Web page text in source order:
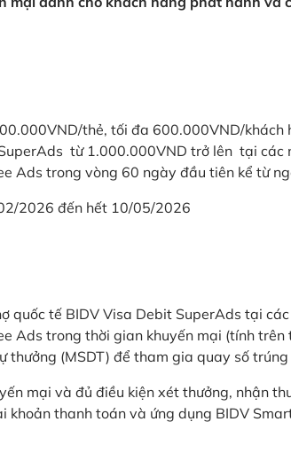
thẻ, tối đa 600.000VND/khách
từ 1.000.000VND trở lên tại các
Ads trong vòng 60 ngày đầu tiên kể từ
2026 đến hết 10/05/2026
quốc tế BIDV Visa Debit SuperAds tại
Ads trong thời gian khuyến mại (tính
thưởng (MSDT) để tham gia quay số
mại và đủ điều kiện xét thưởng, nhận
khoản thanh toán và ứng dụng BIDV